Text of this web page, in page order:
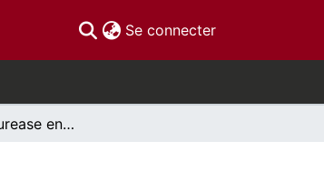
Se connecter(current)
Subcloning of urease enzyme in Sporosarcina ureae